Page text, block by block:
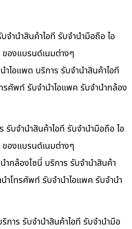
จำนำสินค้าไอที รับจำนำมือถือ ไอ
องแบรนด์เนมต่างๆ
ไอแพด บริการ รับจำนำสินค้าไอที
รศัพท์ รับจำนำไอแพค รับจำนำกล้อง
รับจำนำสินค้าไอที รับจำนำมือถือ ไอ
องแบรนด์เนมต่างๆ
กล้องโซนี่ บริการ รับจำนำสินค้า
ำโทรศัพท์ รับจำนำไอแพค รับจำนำ
าร รับจำนำสินค้าไอที รับจำนำมือ